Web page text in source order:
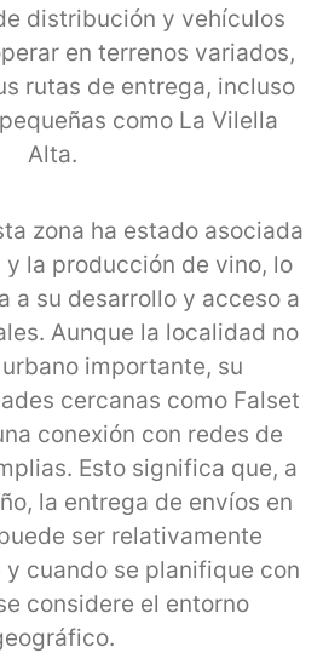
distribución y vehículos
en terrenos variados,
rutas de entrega, incluso
como La Vilella
Alta.
zona ha estado asociada
la producción de vino, lo
a su desarrollo y acceso a
Aunque la localidad no
importante, su
cercanas como Falset
conexión con redes de
Esto significa que, a
la entrega de envíos en
ser relativamente
cuando se planifique con
considere el entorno